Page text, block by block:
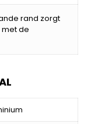
rand zorgt
de